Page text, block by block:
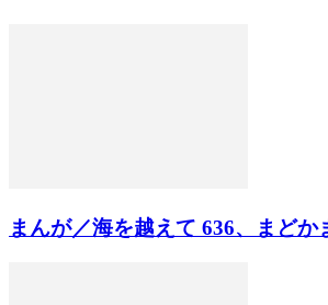
まんが／海を越えて 636、まどか